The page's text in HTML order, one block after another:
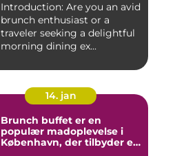
Introduction: Are you an avid
brunch enthusiast or a
traveler seeking a delightful
morning dining ex...
14. jan
Brunch buffet er en
populær madoplevelse i
København, der tilbyder en